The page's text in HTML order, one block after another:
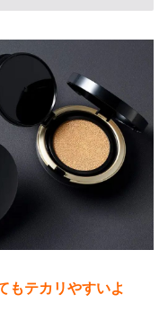
もテカリやすいよ